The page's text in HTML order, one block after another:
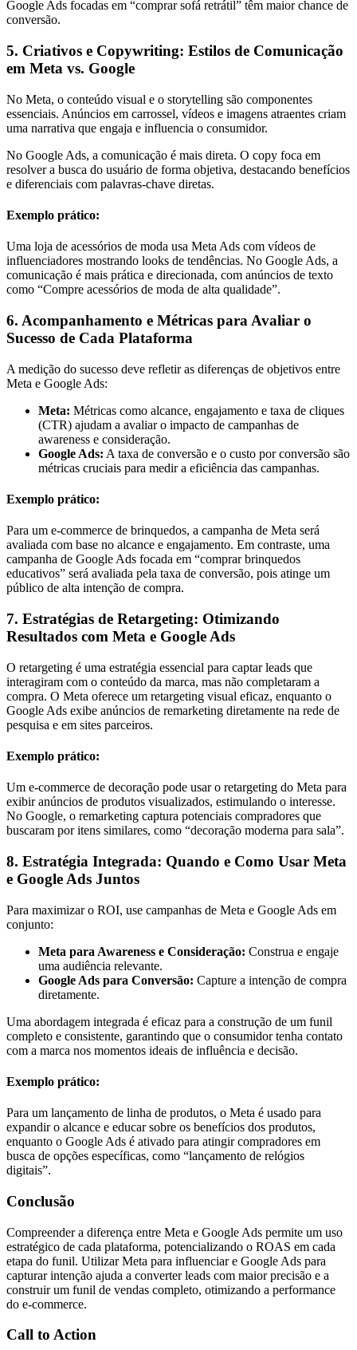
Google Ads focadas em “comprar sofá retrátil” têm maior chance de
conversão.
5. Criativos e Copywriting: Estilos de Comunicação
em Meta vs. Google
No Meta, o conteúdo visual e o storytelling são componentes
essenciais. Anúncios em carrossel, vídeos e imagens atraentes criam
uma narrativa que engaja e influencia o consumidor.
No Google Ads, a comunicação é mais direta. O copy foca em
resolver a busca do usuário de forma objetiva, destacando benefícios
e diferenciais com palavras-chave diretas.
Exemplo prático:
Uma loja de acessórios de moda usa Meta Ads com vídeos de
influenciadores mostrando looks de tendências. No Google Ads, a
comunicação é mais prática e direcionada, com anúncios de texto
como “Compre acessórios de moda de alta qualidade”.
6. Acompanhamento e Métricas para Avaliar o
Sucesso de Cada Plataforma
A medição do sucesso deve refletir as diferenças de objetivos entre
Meta e Google Ads:
Meta: Métricas como alcance, engajamento e taxa de cliques
(CTR) ajudam a avaliar o impacto de campanhas de
awareness e consideração.
Google Ads: A taxa de conversão e o custo por conversão são
métricas cruciais para medir a eficiência das campanhas.
Exemplo prático:
Para um e-commerce de brinquedos, a campanha de Meta será
avaliada com base no alcance e engajamento. Em contraste, uma
campanha de Google Ads focada em “comprar brinquedos
educativos” será avaliada pela taxa de conversão, pois atinge um
público de alta intenção de compra.
7. Estratégias de Retargeting: Otimizando
Resultados com Meta e Google Ads
O retargeting é uma estratégia essencial para captar leads que
interagiram com o conteúdo da marca, mas não completaram a
compra. O Meta oferece um retargeting visual eficaz, enquanto o
Google Ads exibe anúncios de remarketing diretamente na rede de
pesquisa e em sites parceiros.
Exemplo prático:
Um e-commerce de decoração pode usar o retargeting do Meta para
exibir anúncios de produtos visualizados, estimulando o interesse.
No Google, o remarketing captura potenciais compradores que
buscaram por itens similares, como “decoração moderna para sala”.
8. Estratégia Integrada: Quando e Como Usar Meta
e Google Ads Juntos
Para maximizar o ROI, use campanhas de Meta e Google Ads em
conjunto:
Meta para Awareness e Consideração: Construa e engaje
uma audiência relevante.
Google Ads para Conversão: Capture a intenção de compra
diretamente.
Uma abordagem integrada é eficaz para a construção de um funil
completo e consistente, garantindo que o consumidor tenha contato
com a marca nos momentos ideais de influência e decisão.
Exemplo prático:
Para um lançamento de linha de produtos, o Meta é usado para
expandir o alcance e educar sobre os benefícios dos produtos,
enquanto o Google Ads é ativado para atingir compradores em
busca de opções específicas, como “lançamento de relógios
digitais”.
Conclusão
Compreender a diferença entre Meta e Google Ads permite um uso
estratégico de cada plataforma, potencializando o ROAS em cada
etapa do funil. Utilizar Meta para influenciar e Google Ads para
capturar intenção ajuda a converter leads com maior precisão e a
construir um funil de vendas completo, otimizando a performance
do e-commerce.
Call to Action